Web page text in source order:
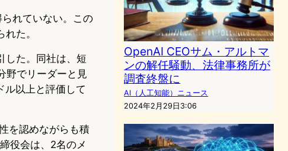
れていない。この
た。
した。同社は、短
野でリーダーと見
ル以上と評価して
を認めながらも積
役会は、2名のメ
OpenAI CEOサム・アルトマ
ンの解任騒動、法律事務所が
調査終盤に
AI（人工知能）ニュース
2024年2月29日3:06